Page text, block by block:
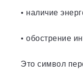
• наличие
• обострение
Это символ